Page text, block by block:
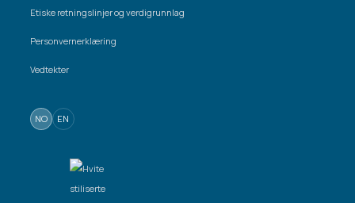
Etiske retningslinjer og verdigrunnlag
Personvernerklæring
Vedtekter
NO EN